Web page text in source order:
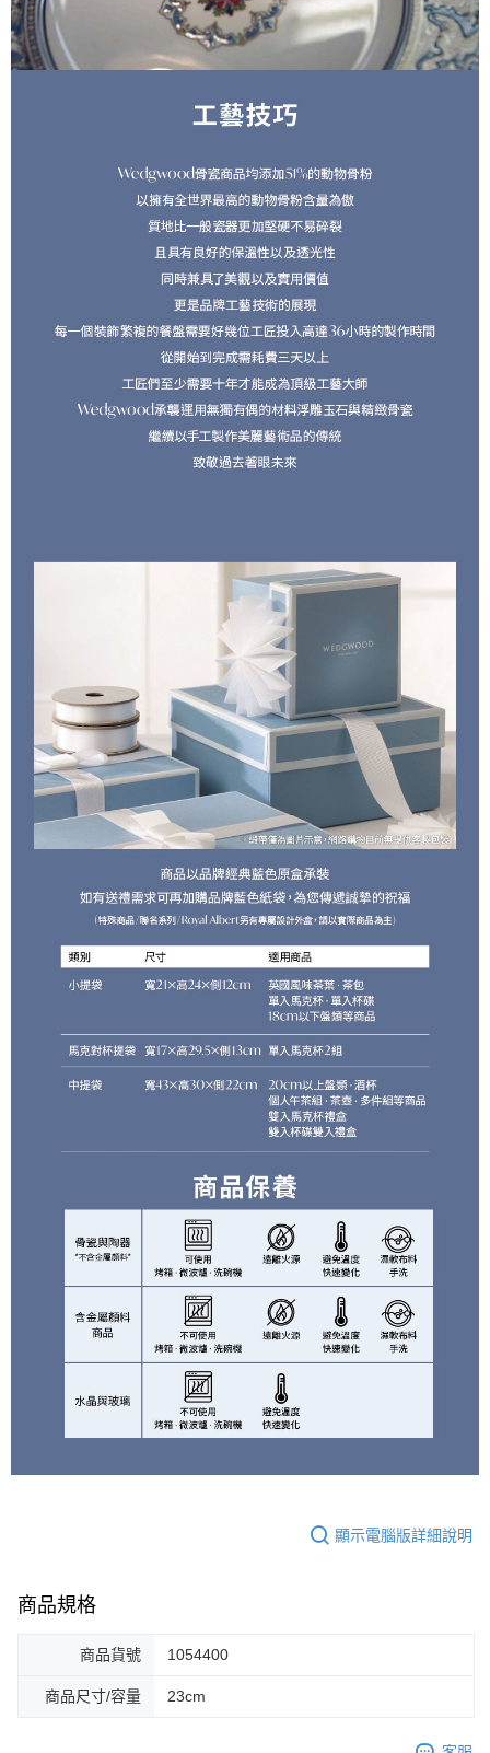
顯示電腦版詳細說明
商品規格
商品貨號 1054400
商品尺寸/容量 23cm